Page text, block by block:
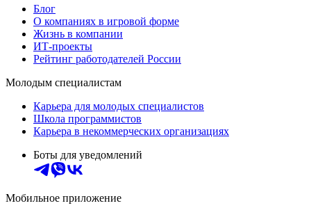
Блог
О компаниях в игровой форме
Жизнь в компании
ИТ-проекты
Рейтинг работодателей России
Молодым специалистам
Карьера для молодых специалистов
Школа программистов
Карьера в некоммерческих организациях
Боты для уведомлений
Мобильное приложение